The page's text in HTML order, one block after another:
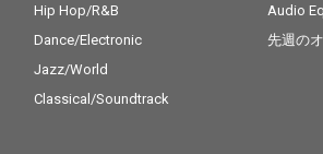
Hip Hop/R&B
Dance/Electronic
Jazz/World
Classical/Soundtrack
Audio
先週の